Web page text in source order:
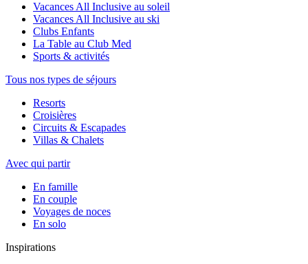
Vacances All Inclusive au soleil
Vacances All Inclusive au ski
Clubs Enfants
La Table au Club Med
Sports & activités
Tous nos types de séjours
Resorts
Croisières
Circuits & Escapades
Villas & Chalets
Avec qui partir
En famille
En couple
Voyages de noces
En solo
Inspirations